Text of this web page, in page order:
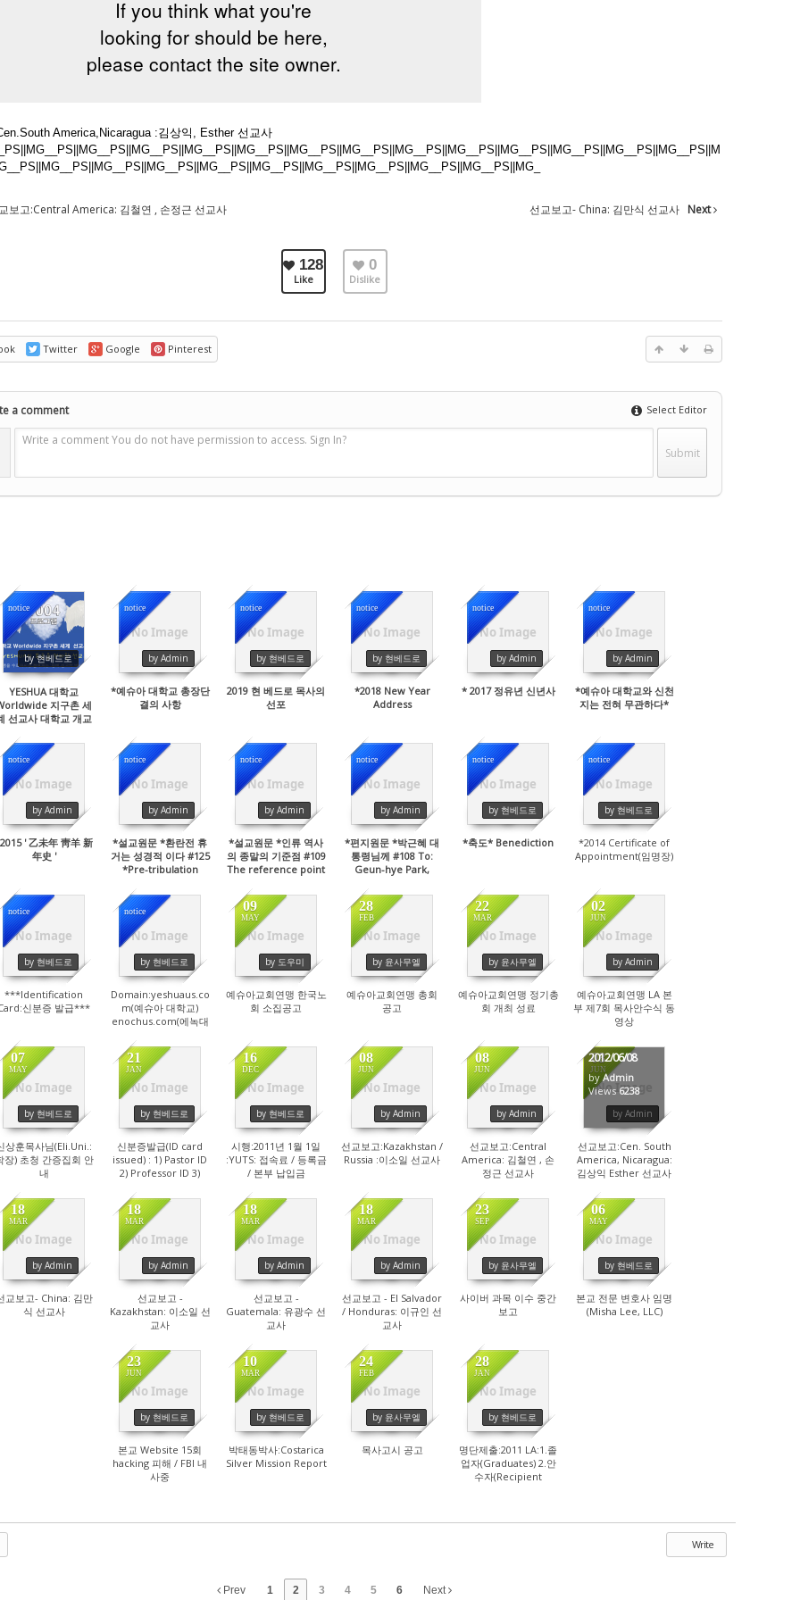
America,Nicaragua :김상익, Esther 선교사
보고:Central America: 김철연 , 손정근 선교사 선교보고- China: 김만식 선교사 Next
128
Like
0
Dislike
Twitter Google Pinterest
a comment Select Editor
Write a comment You do not have permission to access. Sign In?
notice
by 현베드로
41985
YESHUA 대학교
지구촌 세
선교사 대학교 개교
No Image
notice
by Admin
2642
*예슈아 대학교 총장단
결의 사항
No Image
notice
by 현베드로
3096
2019 현 베드로 목사의
선포
No Image
notice
by 현베드로
2320
*2018 New Year
Address
No Image
notice
by Admin
2357
* 2017 정유년 신년사
No Image
notice
by Admin
2820
*예슈아 대학교와 신천
지는 전혀 무관하다*
No Image
notice
by Admin
3306
' 乙未年 靑羊 新
年史 '
No Image
notice
by Admin
4280
*설교원문 *환란전 휴
거는 성경적 이다 #125
*Pre-tribulation
No Image
notice
by Admin
4440
*설교원문 *인류 역사
의 종말의 기준점 #109
The reference point
history
No Image
notice
by Admin
5989
*편지원문 *박근혜 대
통령님께 #108 To:
Geun-hye Park,
No Image
notice
by 현베드로
6453
*축도* Benediction
No Image
notice
by 현베드로
8463
*2014 Certificate of
Appointment(임명장)
No Image
notice
by 현베드로
9116
***Identification
신분증 발급***
No Image
notice
by 현베드로
9874
Domain:yeshuaus.co
m(예슈아 대학교)
enochus.com(에녹대
리야대학교)
No Image
09
MAY
by 도우미
4651
예슈아교회연맹 한국노
회 소집공고
No Image
28
FEB
by 윤사무엘
4700
예슈아교회연맹 총회
공고
No Image
22
MAR
by 윤사무엘
4365
예슈아교회연맹 정기총
회 개최 성료
No Image
02
JUN
by Admin
4486
예슈아교회연맹 LA 본
부 제7회 목사안수식 동
영상
No Image
07
MAY
by 현베드로
4209
상훈목사님(Eli.Uni.:
장) 초청 간증집회 안
내
No Image
21
JAN
by 현베드로
5313
신분증발급(ID card
issued) : 1) Pastor ID
2) Professor ID 3)
No Image
16
DEC
by 현베드로
6959
시행:2011년 1월 1일
:YUTS: 접속료 / 등록금
/ 본부 납입금
No Image
08
JUN
by Admin
4713
선교보고:Kazakhstan /
Russia :이소일 선교사
No Image
08
JUN
by Admin
4649
선교보고:Central
America: 김철연 , 손
정근 선교사
No Image
08
JUN
by Admin
2012/06/08
byAdmin
Views 6238
선교보고:Cen. South
America, Nicaragua:
김상익 Esther 선교사
No Image
18
MAR
by Admin
4529
교보고- China: 김만
식 선교사
No Image
18
MAR
by Admin
4673
선교보고 -
Kazakhstan: 이소일 선
교사
No Image
18
MAR
by Admin
5340
선교보고 -
Guatemala: 유광수 선
교사
No Image
18
MAR
by Admin
7339
선교보고 - El Salvador
/ Honduras: 이규인 선
교사
No Image
23
SEP
by 윤사무엘
4268
사이버 과목 이수 중간
보고
No Image
06
MAY
by 현베드로
4513
본교 전문 변호사 임명
(Misha Lee, LLC)
No Image
23
JUN
by 현베드로
4588
본교 Website 15회
hacking 피해 / FBI 내
사중
No Image
10
MAR
by 현베드로
3577
박태동박사:Costarica
Silver Mission Report
No Image
24
FEB
by 윤사무엘
6898
목사고시 공고
No Image
28
JAN
by 현베드로
5187
명단제출:2011 LA:1.졸
업자(Graduates) 2.안
수자(Recipient
Write
Prev 1 2 3 4 5 6 Next